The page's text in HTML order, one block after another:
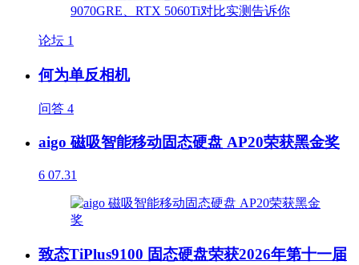
论坛 1
何为单反相机
问答 4
aigo 磁吸智能移动固态硬盘 AP20荣获黑金奖
6 07.31
致态TiPlus9100 固态硬盘荣获2026年第十一届